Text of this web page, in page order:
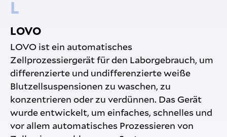
L
LOVO
LOVO ist ein automatisches
Zellprozessiergerät für den Laborgebrauch, um
differenzierte und undifferenzierte weiße
Blutzellsuspensionen zu waschen, zu
konzentrieren oder zu verdünnen. Das Gerät
wurde entwickelt, um einfaches, schnelles und
vor allem automatisches Prozessieren von